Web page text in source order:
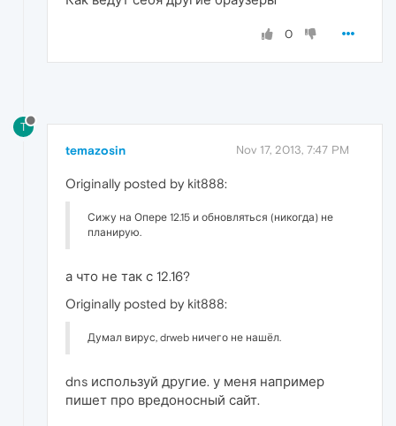
0
T
temazosin Nov 17, 2013, 7:47 PM
Originally posted by kit888:
Сижу на Опере 12.15 и обновляться (никогда) не
планирую.
а что не так с 12.16?
Originally posted by kit888:
Думал вирус, drweb ничего не нашёл.
dns используй другие. у меня например
пишет про вредоносный сайт.